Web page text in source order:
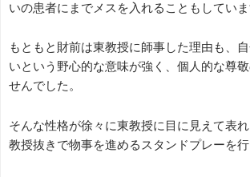
いの患者にまでメスを入れることもしていま
もともと財前は東教授に師事した理由も、
いという野心的な意味が強く、個人的な尊
せんでした。
そんな性格が徐々に東教授に目に見えて表
教授抜きで物事を進めるスタンドプレーを行